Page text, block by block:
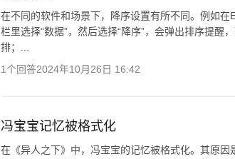
在不同的软件和场景下，降序设置有所不同。例如
栏里选择“数据”，然后选择“降序”，会弹出排序提醒
排；...
1个回答2024年10月26日 16:42
冯宝宝记忆被格式化
在《异人之下》中，冯宝宝的记忆被格式化。其原